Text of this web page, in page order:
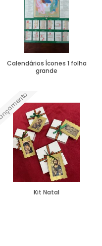
Calendários Ícones 1 folha
grande
Lançamento
Kit Natal